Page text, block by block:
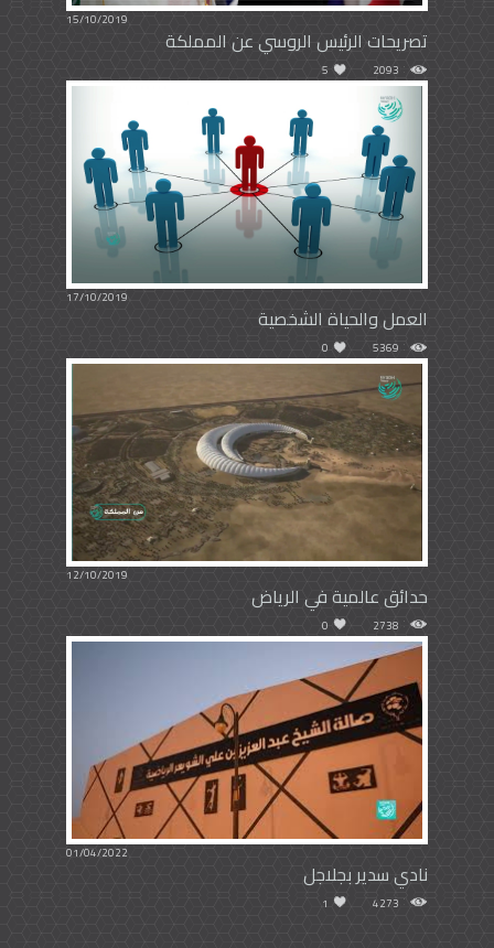
15/10/2019
تصريحات الرئيس الروسي عن المملكة
2093
5
17/10/2019
العمل والحياة الشخصية
5369
0
12/10/2019
حدائق عالمية في الرياض
2738
0
01/04/2022
نادي سدير بجلاجل
4273
1